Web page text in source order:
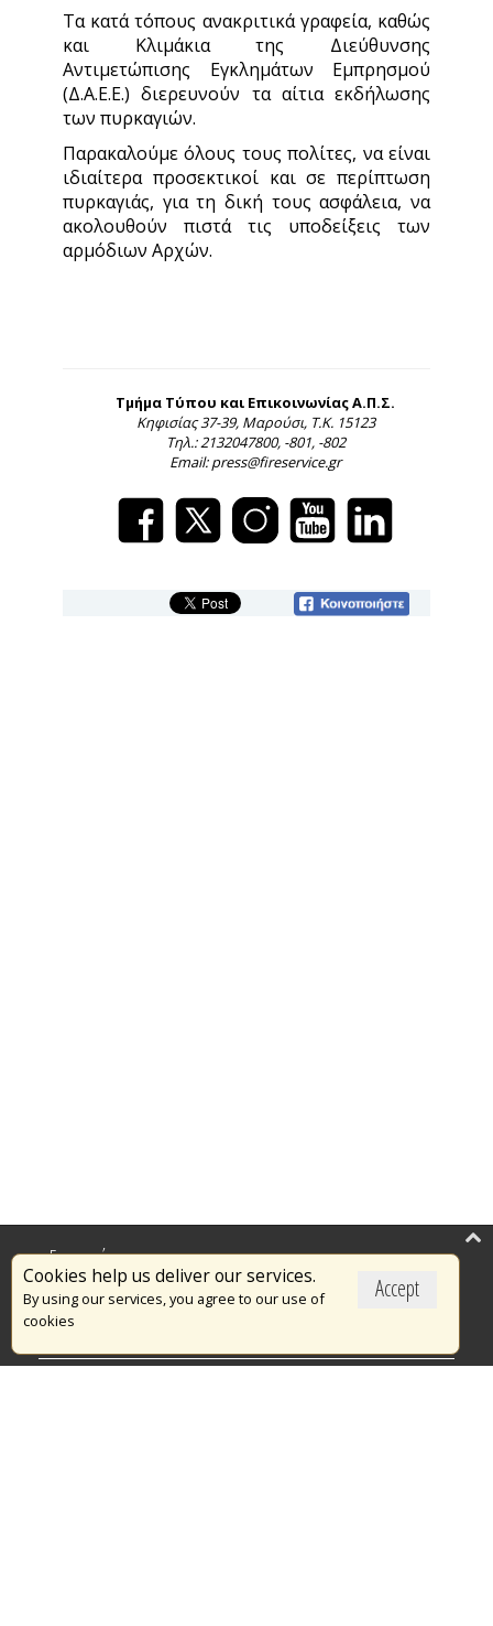
Τα κατά τόπους ανακριτικά γραφεία, καθώς
και Κλιμάκια της Διεύθυνσης
Αντιμετώπισης Εγκλημάτων Εμπρησμού
(Δ.Α.Ε.Ε.) διερευνούν τα αίτια εκδήλωσης
των πυρκαγιών.
Παρακαλούμε όλους τους πολίτες, να είναι
ιδιαίτερα προσεκτικοί και σε περίπτωση
πυρκαγιάς, για τη δική τους ασφάλεια, να
ακολουθούν πιστά τις υποδείξεις των
αρμόδιων Αρχών.
Τμήμα Τύπου και Επικοινωνίας Α.Π.Σ.
Κηφισίας 37-39, Μαρούσι, Τ.Κ. 15123
Τηλ.: 2132047800, -801, -802
Email: press@fireservice.gr
Accept
Cookies help us deliver our services.
By using our services, you agree to our use of
cookies
Επικαιρότητα
Το Πυροσβεστικό Σώμα